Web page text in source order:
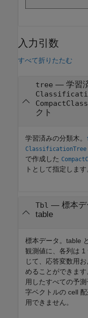
入力引数
すべて折りたたむ
tree — 学習
クト
学習済みの分類木。
ClassificationTree
で作成した
トとして指定します
Tbl — 標本デ
table
標本データ。table
観測値に、各列は
じて、応答変数用
めることができます
用したすべての予
字ベクトルの cell
用できません。